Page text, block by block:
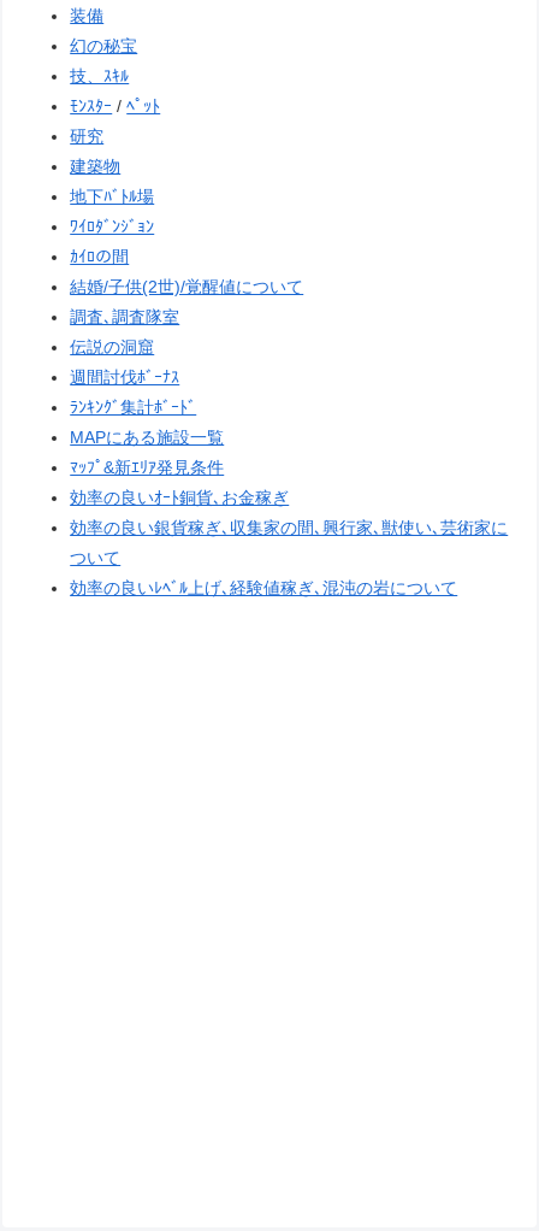
装備
幻の秘宝
技、ｽｷﾙ
ﾓﾝｽﾀｰ /ﾍﾟｯﾄ
研究
建築物
地下ﾊﾞﾄﾙ場
ﾜｲﾛﾀﾞﾝｼﾞｮﾝ
ｶｲﾛの間
結婚/子供(2世)/覚醒値について
調査､調査隊室
伝説の洞窟
週間討伐ﾎﾞｰﾅｽ
ﾗﾝｷﾝｸﾞ集計ﾎﾞｰﾄﾞ
MAPにある施設一覧
ﾏｯﾌﾟ&新ｴﾘｱ発見条件
効率の良いｵｰﾄ銅貨､お金稼ぎ
効率の良い銀貨稼ぎ､収集家の間､興行家､獣使い､芸術家に
ついて
効率の良いﾚﾍﾞﾙ上げ､経験値稼ぎ､混沌の岩について